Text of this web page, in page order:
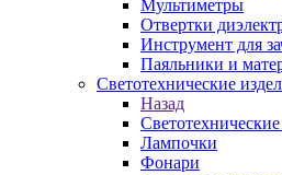
Мультиметры
Отвертки
Инструмент для
Паяльники и
Светотехнические
Назад
Лампочки
Фонари